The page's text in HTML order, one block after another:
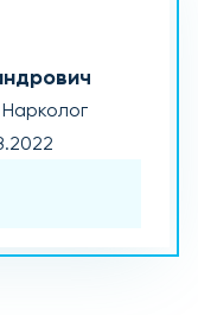
Нарколог